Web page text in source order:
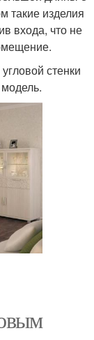
такие изделия
входа, что не
стенки